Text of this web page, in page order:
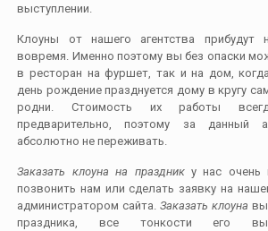
выступлении.
Клоуны от нашего агентства прибудут
вовремя. Именно поэтому вы без опаски
в ресторан на фуршет, так и на дом,
день рождение празднуется дому в кругу
родни. Стоимость их работы
предварительно, поэтому за данный
абсолютно не переживать.
Заказать клоуна на празднику нас очень
позвонить нам или сделать заявку на
администратором сайта.Заказать клоуна
праздника, все тонкости его